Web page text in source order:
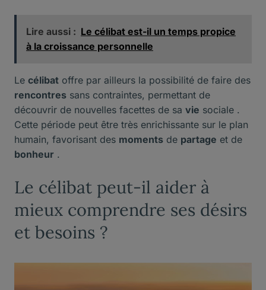
Lire aussi : Le célibat est-il un temps propice
à la croissance personnelle
Le célibat offre par ailleurs la possibilité de faire des
rencontres sans contraintes, permettant de
découvrir de nouvelles facettes de sa vie sociale .
Cette période peut être très enrichissante sur le plan
humain, favorisant des moments de partage et de
bonheur .
Le célibat peut-il aider à
mieux comprendre ses désirs
et besoins ?